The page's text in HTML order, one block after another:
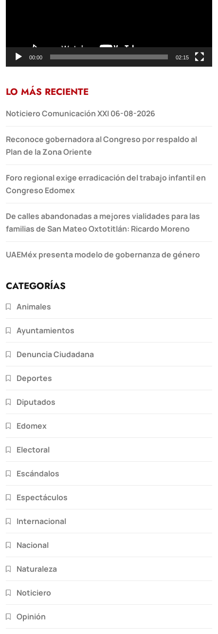
00:00 02:15
LO MÁS RECIENTE
Noticiero Comunicación XXI 06-08-2026
Reconoce gobernadora al Congreso por respaldo al
Plan de la Zona Oriente
Foro regional exige erradicación del trabajo infantil en
Congreso Edomex
De calles abandonadas a mejores vialidades para las
familias de San Mateo Oxtotitlán: Ricardo Moreno
UAEMéx presenta modelo de gobernanza de género
CATEGORÍAS
Animales
Ayuntamientos
Denuncia Ciudadana
Deportes
Diputados
Edomex
Electoral
Escándalos
Espectáculos
Internacional
Nacional
Naturaleza
Noticiero
Opinión